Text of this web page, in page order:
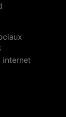
internet